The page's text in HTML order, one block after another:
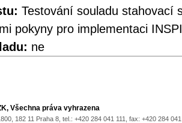
Testování souladu stahovací
pokyny pro implementaci
ne
Všechna práva vyhrazena
182 11 Praha 8, tel.: +420 284 041 111, fax: +420 284